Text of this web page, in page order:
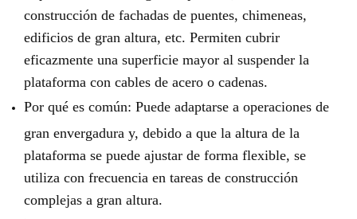
construcción de fachadas de puentes, chimeneas,
edificios de gran altura, etc. Permiten cubrir
eficazmente una superficie mayor al suspender la
plataforma con cables de acero o cadenas.
Por qué es común: Puede adaptarse a operaciones de
gran envergadura y, debido a que la altura de la
plataforma se puede ajustar de forma flexible, se
utiliza con frecuencia en tareas de construcción
complejas a gran altura.